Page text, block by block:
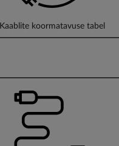
Kaablite koormatavuse tabel